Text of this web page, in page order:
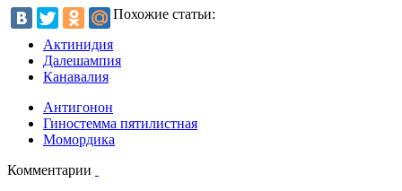
Похожие статьи:
Актинидия
Далешампия
Канавалия
Антигонон
Гиностемма пятилистная
Момордика
Комментарии